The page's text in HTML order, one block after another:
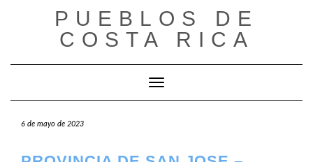
PUEBLOS DE
COSTA RICA
Cambiar modo de navegación
6 de mayo de 2023